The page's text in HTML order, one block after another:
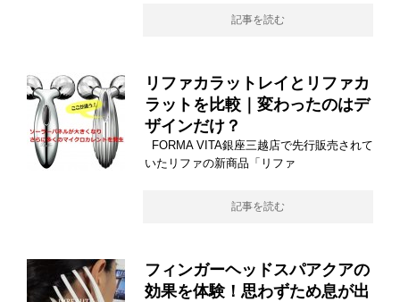
記事を読む
リファカラットレイとリファカ
ラットを比較｜変わったのはデ
ザインだけ？
FORMA VITA銀座三越店で先行販売されて
いたリファの新商品「リファ
記事を読む
フィンガーヘッドスパアクアの
効果を体験！思わずため息が出